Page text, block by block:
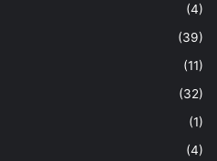
(4)
(39)
(11)
(32)
(1)
(4)